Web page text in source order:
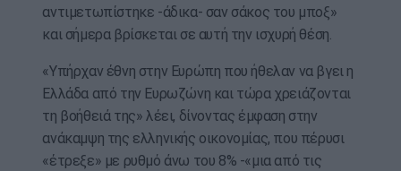
αντιμετωπίστηκε -άδικα- σαν σάκος του μποξ»
και σήμερα βρίσκεται σε αυτή την ισχυρή θέση.
«Υπήρχαν έθνη στην Ευρώπη που ήθελαν να βγει η
Ελλάδα από την Ευρωζώνη και τώρα χρειάζονται
τη βοήθειά της» λέει, δίνοντας έμφαση στην
ανάκαμψη της ελληνικής οικονομίας, που πέρυσι
«έτρεξε» με ρυθμό άνω του 8% -«μια από τις